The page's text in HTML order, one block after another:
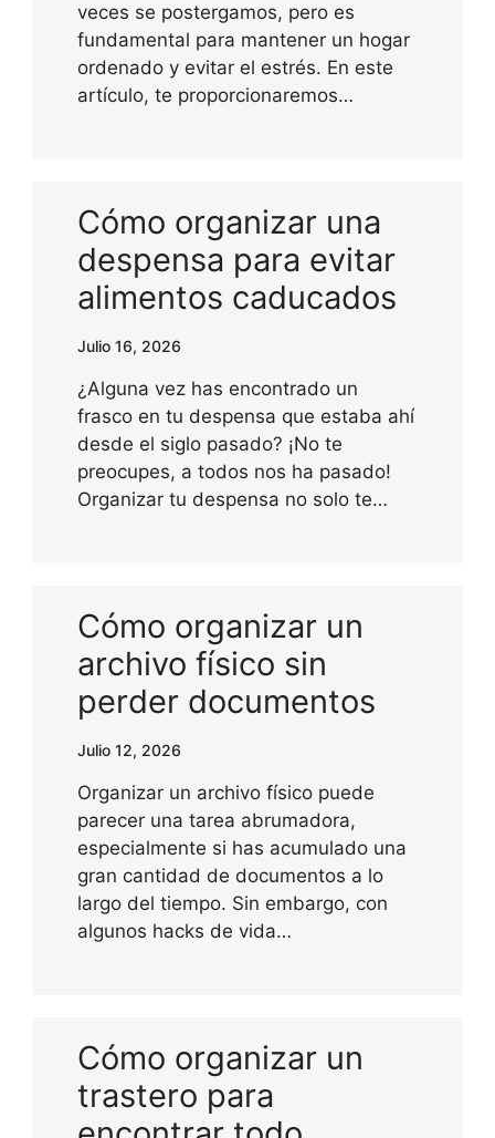
veces se postergamos, pero es
fundamental para mantener un hogar
ordenado y evitar el estrés. En este
artículo, te proporcionaremos…
Cómo organizar una
despensa para evitar
alimentos caducados
Julio 16, 2026
¿Alguna vez has encontrado un
frasco en tu despensa que estaba ahí
desde el siglo pasado? ¡No te
preocupes, a todos nos ha pasado!
Organizar tu despensa no solo te…
Cómo organizar un
archivo físico sin
perder documentos
Julio 12, 2026
Organizar un archivo físico puede
parecer una tarea abrumadora,
especialmente si has acumulado una
gran cantidad de documentos a lo
largo del tiempo. Sin embargo, con
algunos hacks de vida…
Cómo organizar un
trastero para